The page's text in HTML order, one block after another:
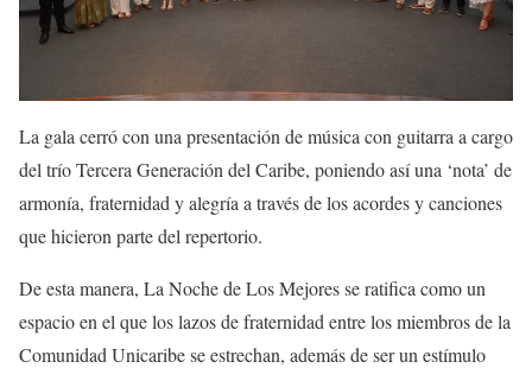
La gala cerró con una presentación de música con guitarra a cargo
del trío Tercera Generación del Caribe, poniendo así una ‘nota’ de
armonía, fraternidad y alegría a través de los acordes y canciones
que hicieron parte del repertorio.
De esta manera, La Noche de Los Mejores se ratifica como un
espacio en el que los lazos de fraternidad entre los miembros de la
Comunidad Unicaribe se estrechan, además de ser un estímulo